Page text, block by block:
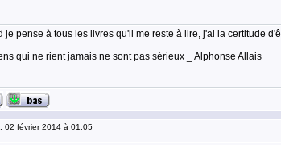
je pense à tous les livres qu'il me reste à lire, j'ai la certitude
qui ne rient jamais ne sont pas sérieux _ Alphonse Allais
02 février 2014 à 01:05